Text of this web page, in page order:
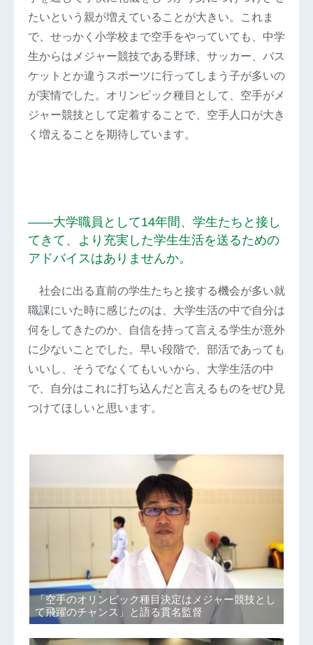
たいという親が増えていることが大きい。これま
で、せっかく小学校まで空手をやっていても、中学
生からはメジャー競技である野球、サッカー、バス
ケットとか違うスポーツに行ってしまう子が多いの
が実情でした。オリンピック種目として、空手がメ
ジャー競技として定着することで、空手人口が大き
く増えることを期待しています。
――大学職員として14年間、学生たちと接し
てきて、より充実した学生生活を送るための
アドバイスはありませんか。
社会に出る直前の学生たちと接する機会が多い就
職課にいた時に感じたのは、大学生活の中で自分は
何をしてきたのか、自信を持って言える学生が意外
に少ないことでした。早い段階で、部活であっても
いいし、そうでなくてもいいから、大学生活の中
で、自分はこれに打ち込んだと言えるものをぜひ見
つけてほしいと思います。
「空手のオリンピック種目決定はメジャー競技とし
て飛躍のチャンス」と語る貫名監督